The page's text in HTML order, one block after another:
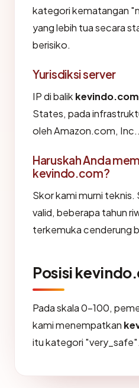
kategori kematangan
yang lebih tua secara
berisiko.
Yurisdiksi server
IP di balik kevindo.com
States, pada
oleh Amazon.com, Inc..
Haruskah Anda
kevindo.com?
Skor kami murni teknis.
valid, beberapa tahun
terkemuka cenderung
Posisi
Pada skala 0-100,
kami menempatkan
itu kategori "very_safe".